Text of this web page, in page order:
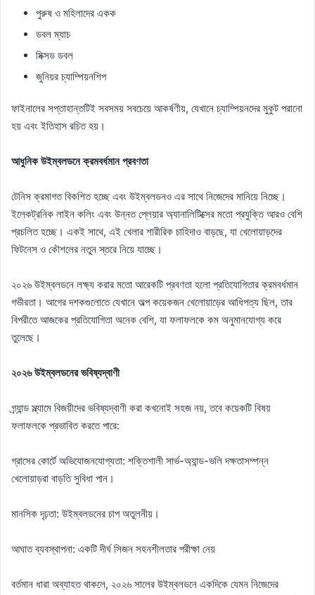
পুরুষ ও মহিলাদের একক
ডবল ম্যাচ
মিক্সড ডবল
জুনিয়র চ্যাম্পিয়নশিপ
ফাইনালের সপ্তাহান্তটিই সবসময় সবচেয়ে আকর্ষণীয়, যেখানে চ্যাম্পিয়নদের মুকুট পরানো
হয় এবং ইতিহাস রচিত হয়।
আধুনিক উইম্বলডনে ক্রমবর্ধমান প্রবণতা
টেনিস ক্রমাগত বিকশিত হচ্ছে এবং উইম্বলডনও এর সাথে নিজেদের মানিয়ে নিচ্ছে।
ইলেকট্রনিক লাইন কলিং এবং উন্নত প্লেয়ার অ্যানালিটিক্সের মতো প্রযুক্তি আরও বেশি
প্রচলিত হচ্ছে। একই সাথে, এই খেলার শারীরিক চাহিদাও বাড়ছে, যা খেলোয়াড়দের
ফিটনেস ও কৌশলের নতুন স্তরে নিয়ে যাচ্ছে।
২০২৬ উইম্বলডনে লক্ষ্য করার মতো আরেকটি প্রবণতা হলো প্রতিযোগিতার ক্রমবর্ধমান
গভীরতা। আগের দশকগুলোতে যেখানে অল্প কয়েকজন খেলোয়াড়ের আধিপত্য ছিল, তার
বিপরীতে আজকের প্রতিযোগিতা অনেক বেশি, যা ফলাফলকে কম অনুমানযোগ্য করে
তুলেছে।
২০২৬ উইম্বলডনের ভবিষ্যদ্বাণী
গ্র্যান্ড স্ল্যামে বিজয়ীদের ভবিষ্যদ্বাণী করা কখনোই সহজ নয়, তবে কয়েকটি বিষয়
ফলাফলকে প্রভাবিত করতে পারে:
গ্রাসের কোর্টে অভিযোজনযোগ্যতা: শক্তিশালী সার্ভ-অ্যান্ড-ভলি দক্ষতাসম্পন্ন
খেলোয়াড়রা বাড়তি সুবিধা পান।
মানসিক দৃঢ়তা: উইম্বলডনের চাপ অতুলনীয়।
আঘাত ব্যবস্থাপনা: একটি দীর্ঘ সিজন সহনশীলতার পরীক্ষা নেয়
বর্তমান ধারা অব্যাহত থাকলে, ২০২৬ সালের উইম্বলডনে একদিকে যেমন নিজেদের